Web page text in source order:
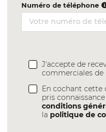
Numéro de téléphone
J'accepte de
commerciales de
En cochant cette
pris
conditions
la politique de